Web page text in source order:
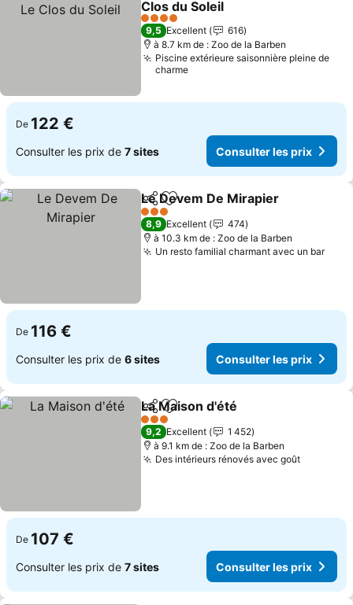
Clos du Soleil
Consulter les prix
4 Étoiles
9,5 Excellent
616
à 8.7 km de : Zoo de la Barben
Piscine extérieure saisonnière pleine de
charme
De 122 €
Consulter les prix de 7 sites Consulter les prix
PartagerAjouter à mes favoris
Le Devem De Mirapier
3 Étoiles
8,9 Excellent
474
à 10.3 km de : Zoo de la Barben
Un resto familial charmant avec un bar
De 116 €
Consulter les prix de 6 sites Consulter les prix
PartagerAjouter à mes favoris
La Maison d'été
3 Étoiles
9,2 Excellent
1 452
à 9.1 km de : Zoo de la Barben
Des intérieurs rénovés avec goût
De 107 €
Consulter les prix de 7 sites Consulter les prix